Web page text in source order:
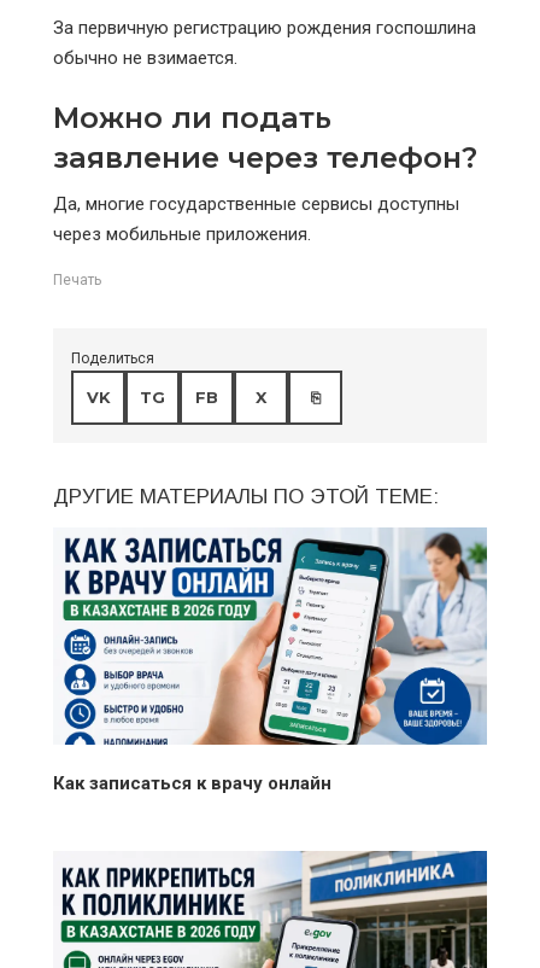
За первичную регистрацию рождения госпошлина
обычно не взимается.
Можно ли подать
заявление через телефон?
Да, многие государственные сервисы доступны
через мобильные приложения.
Печать
Поделиться
VK TG FB X ⎘
ДРУГИЕ МАТЕРИАЛЫ ПО ЭТОЙ ТЕМЕ:
Как записаться к врачу онлайн